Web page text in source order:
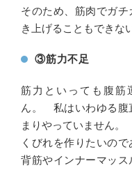
そのため、筋肉でガ
き上げることもできな
③筋力不足
筋力といっても腹筋
ん。 私はいわゆる腹
まりやっていません。
くびれを作りたいの
背筋やインナーマッ